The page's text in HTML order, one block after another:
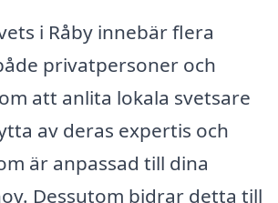
i Råby innebär flera
privatpersoner och
att anlita lokala svetsare
av deras expertis och
är anpassad till dina
Dessutom bidrar detta till